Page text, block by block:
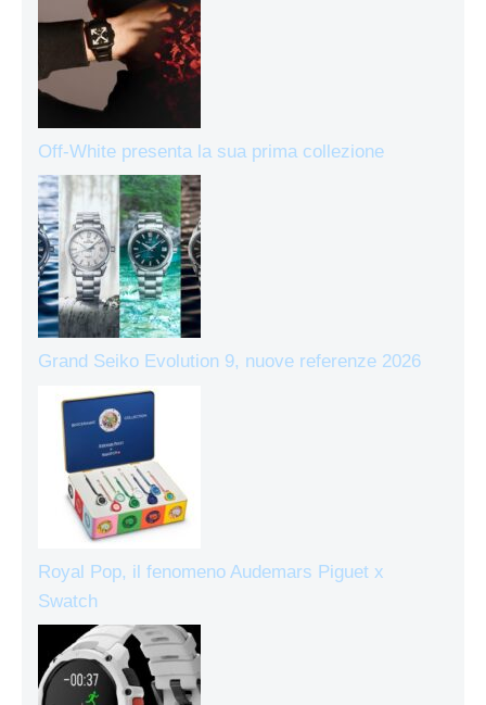
Off-White presenta la sua prima collezione
Grand Seiko Evolution 9, nuove referenze 2026
Royal Pop, il fenomeno Audemars Piguet x
Swatch